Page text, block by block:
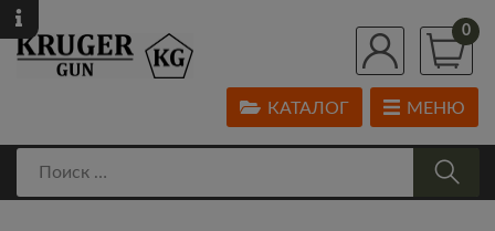
0
МЕНЮ
КАТАЛОГ